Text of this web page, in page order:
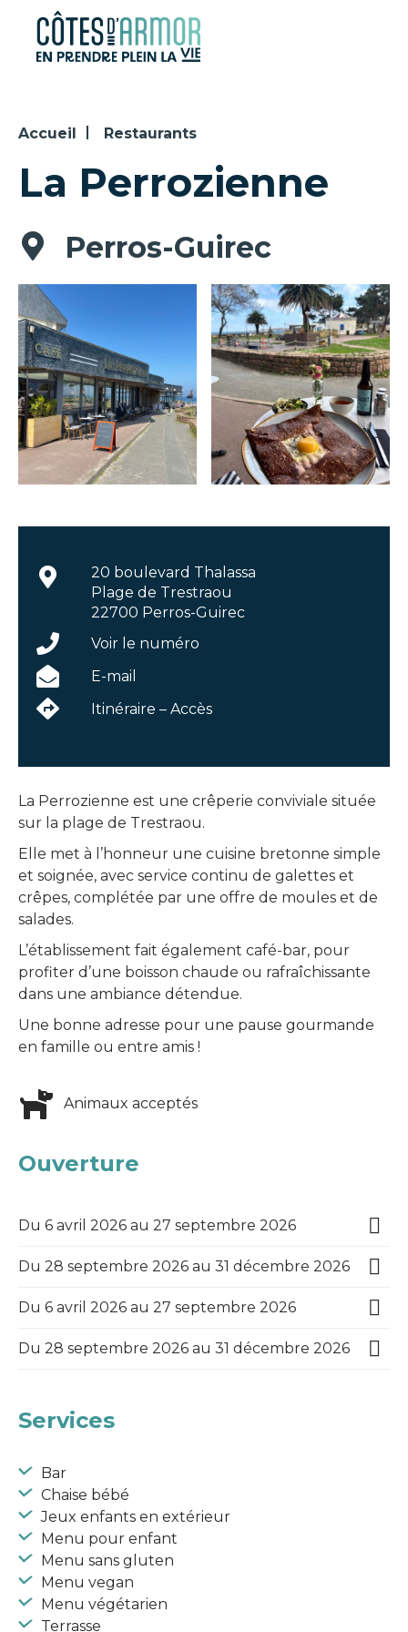
Panneau de gestion des cookies
Accueil Restaurants
La Perrozienne
Perros-Guirec
La Perrozienne est une crêperie conviviale située
sur la plage de Trestraou.
Elle met à l’honneur une cuisine bretonne simple
et soignée, avec service continu de galettes et
crêpes, complétée par une offre de moules et de
salades.
L’établissement fait également café-bar, pour
profiter d’une boisson chaude ou rafraîchissante
dans une ambiance détendue.
Une bonne adresse pour une pause gourmande
en famille ou entre amis !
Animaux acceptés
Ouverture
Du 6 avril 2026 au 27 septembre 2026
Du 28 septembre 2026 au 31 décembre 2026
Du 6 avril 2026 au 27 septembre 2026
Du 28 septembre 2026 au 31 décembre 2026
Services
Bar
Chaise bébé
Jeux enfants en extérieur
Menu pour enfant
Menu sans gluten
Menu vegan
Menu végétarien
Terrasse
20 boulevard Thalassa
Plage de Trestraou
22700 Perros-Guirec
Voir le numéro
E-mail
Itinéraire – Accès